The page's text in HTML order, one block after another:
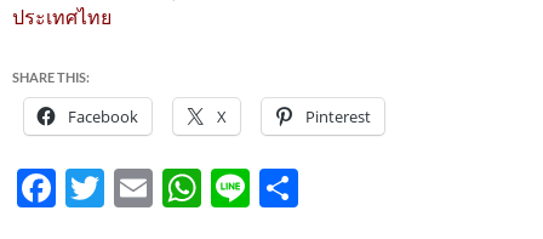
ประเทศไทย
SHARE THIS:
Facebook X Pinterest
F
T
E
W Li